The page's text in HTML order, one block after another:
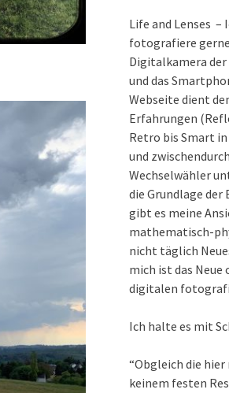
Life and Lenses –
fotografiere
Digitalkamera
und das
Webseite dient
Erfahrungen
Retro bis Smart
und
Wechselwähler
die Grundlage der
gibt es meine
mathematisch-
nicht täglich
mich ist das
digitalen
Ich halte es mit
“Obgleich die
keinem festen